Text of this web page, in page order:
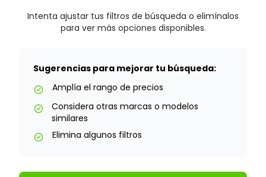
Intenta ajustar tus filtros de búsqueda o elimínalos
para ver más opciones disponibles.
Sugerencias para mejorar tu búsqueda:
check_circle Amplía el rango de precios
check_circle
Considera otras marcas o modelos
similares
check_circle Elimina algunos filtros